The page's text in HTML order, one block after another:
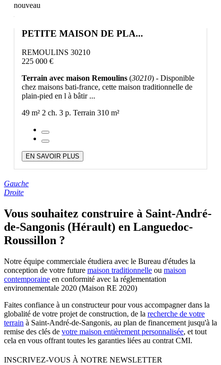
nouveau
PETITE MAISON DE PLA...
REMOULINS 30210
225 000 €
Terrain avec maison Remoulins (30210) - Disponible
chez maisons bati-france, cette maison traditionnelle de
plain-pied en l à bâtir ...
49 m² 2 ch. 3 p. Terrain 310 m²
EN SAVOIR PLUS
Gauche
Droite
Vous souhaitez construire à Saint-André-
de-Sangonis (Hérault) en Languedoc-
Roussillon ?
Notre équipe commerciale étudiera avec le Bureau d'études la
conception de votre future maison traditionnelle ou maison
contemporaine en conformité avec la réglementation
environnementale 2020 (Maison RE 2020)
Faites confiance à un constructeur pour vous accompagner dans la
globalité de votre projet de construction, de la recherche de votre
terrain à Saint-André-de-Sangonis, au plan de financement jusqu'à la
remise des clés de votre maison entièrement personnalisée, et tout
cela en vous offrant toutes les garanties liées au contrat CMI.
INSCRIVEZ-VOUS À NOTRE NEWSLETTER